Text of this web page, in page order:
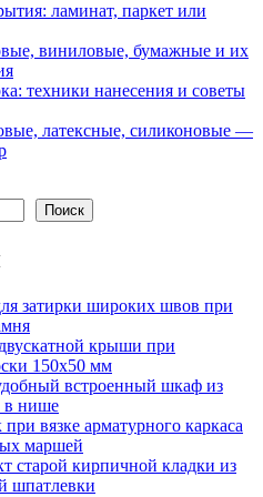
ламинат, паркет или
виниловые, бумажные и их
техники нанесения и советы
латексные, силиконовые —
Поиск
затирки широких швов при
крыши при
150х50 мм
встроенный шкаф из
в нише
вязке арматурного каркаса
маршей
старой кирпичной кладки из
шпатлевки